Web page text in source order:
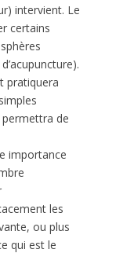
intervient. Le
certains
pratiquera
permettra de
importance
les
ou plus
qui est le